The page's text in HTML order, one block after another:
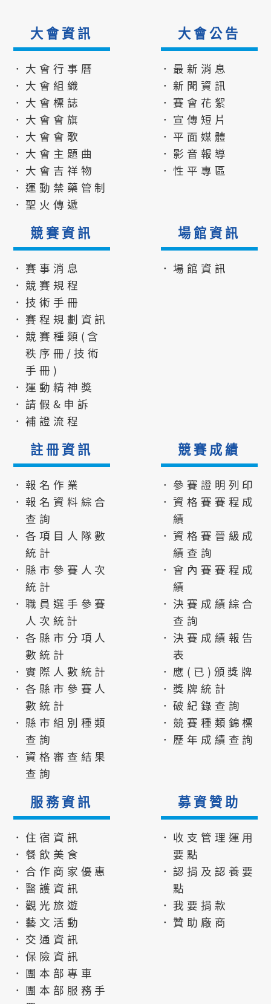
大會資訊
．大會行事曆
．大會組織
．大會標誌
．大會會旗
．大會會歌
．大會主題曲
．大會吉祥物
．運動禁藥管制
．聖火傳遞
大會公告
．最新消息
．新聞資訊
．賽會花絮
．宣傳短片
．平面媒體
．影音報導
．性平專區
競賽資訊
．賽事消息
．競賽規程
．技術手冊
．賽程規劃資訊
．競賽種類(含
秩序冊/技術
手冊)
．運動精神獎
．請假&申訴
．補證流程
場館資訊
．場館資訊
註冊資訊
．報名作業
．報名資料綜合
查詢
．各項目人隊數
統計
．縣市參賽人次
統計
．職員選手參賽
人次統計
．各縣市分項人
數統計
．實際人數統計
．各縣市參賽人
數統計
．縣市組別種類
查詢
．資格審查結果
查詢
競賽成績
．參賽證明列印
．資格賽賽程成
績
．資格賽晉級成
績查詢
．會內賽賽程成
績
．決賽成績綜合
查詢
．決賽成績報告
表
．應(已)頒獎牌
．獎牌統計
．破紀錄查詢
．競賽種類錦標
．歷年成績查詢
服務資訊
．住宿資訊
．餐飲美食
．合作商家優惠
．醫護資訊
．觀光旅遊
．藝文活動
．交通資訊
．保險資訊
．團本部專車
．團本部服務手
募資贊助
．收支管理運用
要點
．認捐及認養要
點
．我要捐款
．贊助廠商